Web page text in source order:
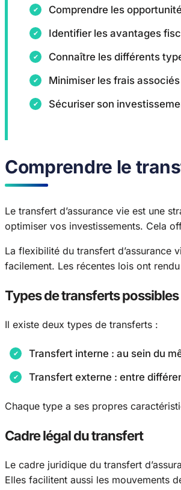
Comprendre les
Identifier les avantages
Connaître les différents
Minimiser les frais
Sécuriser son
Comprendre le
Le transfert d’assurance vie est une
optimiser vos investissements. Cela
La flexibilité du transfert d’assurance
facilement. Les récentes lois ont
Types de transferts possibles
Il existe deux types de transferts :
Transfert interne : au sein du
Transfert externe : entre
Chaque type a ses propres
Cadre légal du transfert
Le cadre juridique du transfert
Elles facilitent aussi les mouvements